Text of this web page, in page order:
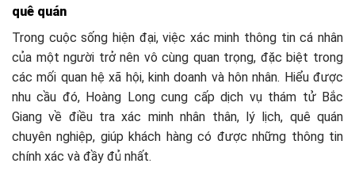
quê quán
Trong cuộc sống hiện đại, việc xác minh thông tin cá nhân
của một người trở nên vô cùng quan trọng, đặc biệt trong
các mối quan hệ xã hội, kinh doanh và hôn nhân. Hiểu được
nhu cầu đó, Hoàng Long cung cấp dịch vụ thám tử Bắc
Giang về điều tra xác minh nhân thân, lý lịch, quê quán
chuyên nghiệp, giúp khách hàng có được những thông tin
chính xác và đầy đủ nhất.